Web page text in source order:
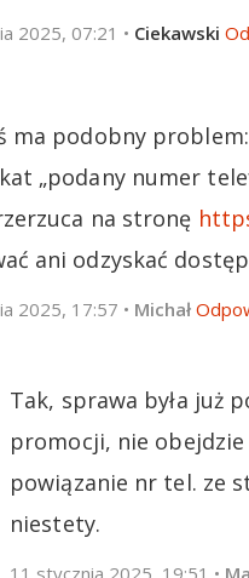
2025, 07:21 • Ciekawski
ma podobny
„podany numer
na stronę
ani odzyskać
2025, 17:57 • Michał
Tak, sprawa była już
promocji, nie
powiązanie nr tel. ze
niestety.